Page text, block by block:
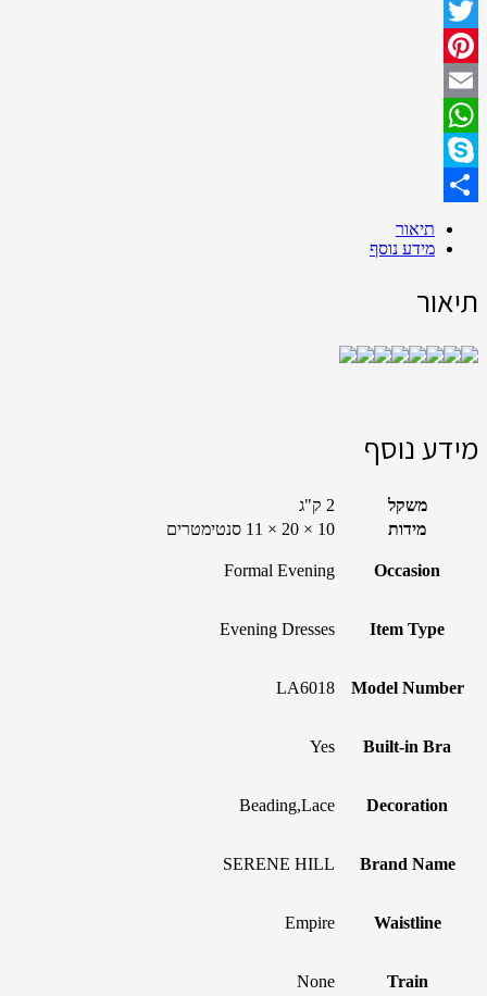
Facebook
Twitter
Pinterest
Email
WhatsApp
Skype
תיאור
מידע נוסף
תיאור
מידע נוסף
משקל
2 ק"ג
מידות
10 × 20 × 11 סנטימטרים
Occasion
Formal Evening
Item Type
Evening Dresses
Model Number
LA6018
Built-in Bra
Yes
Decoration
Beading,Lace
Brand Name
SERENE HILL
Waistline
Empire
Train
None